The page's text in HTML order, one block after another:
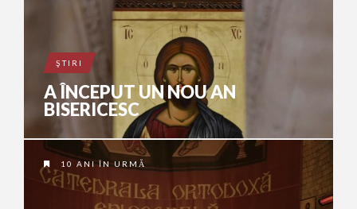
ŞTIRI
A ÎNCEPUT UN NOU AN
BISERICESC
10 ANI ÎN URMĂ